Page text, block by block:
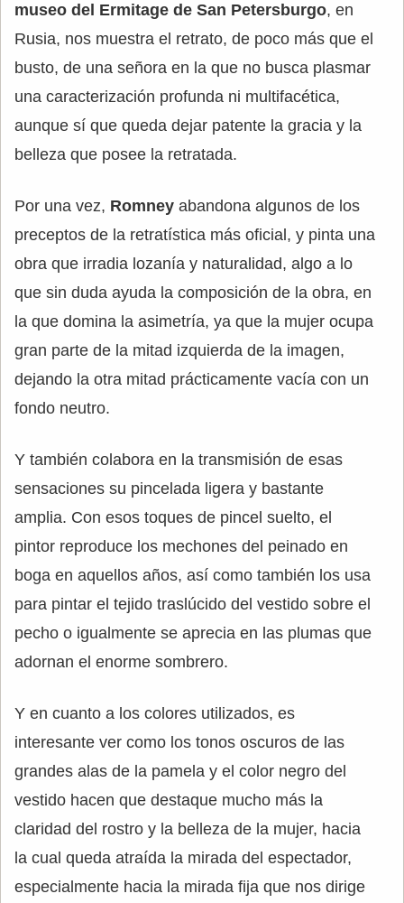
museo del Ermitage de San Petersburgo, en
Rusia, nos muestra el retrato, de poco más que el
busto, de una señora en la que no busca plasmar
una caracterización profunda ni multifacética,
aunque sí que queda dejar patente la gracia y la
belleza que posee la retratada.
Por una vez, Romney abandona algunos de los
preceptos de la retratística más oficial, y pinta una
obra que irradia lozanía y naturalidad, algo a lo
que sin duda ayuda la composición de la obra, en
la que domina la asimetría, ya que la mujer ocupa
gran parte de la mitad izquierda de la imagen,
dejando la otra mitad prácticamente vacía con un
fondo neutro.
Y también colabora en la transmisión de esas
sensaciones su pincelada ligera y bastante
amplia. Con esos toques de pincel suelto, el
pintor reproduce los mechones del peinado en
boga en aquellos años, así como también los usa
para pintar el tejido traslúcido del vestido sobre el
pecho o igualmente se aprecia en las plumas que
adornan el enorme sombrero.
Y en cuanto a los colores utilizados, es
interesante ver como los tonos oscuros de las
grandes alas de la pamela y el color negro del
vestido hacen que destaque mucho más la
claridad del rostro y la belleza de la mujer, hacia
la cual queda atraída la mirada del espectador,
especialmente hacia la mirada fija que nos dirige